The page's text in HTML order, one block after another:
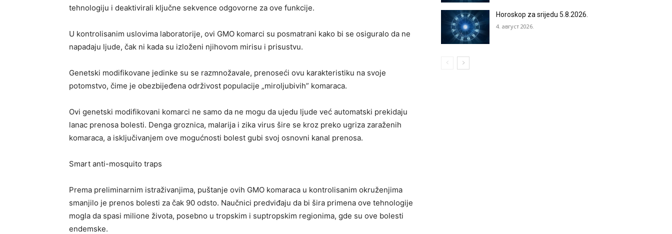
tehnologiju i deaktivirali ključne sekvence odgovorne za ove funkcije.
U kontrolisanim uslovima laboratorije, ovi GMO komarci su posmatrani kako bi se osiguralo da ne
napadaju ljude, čak ni kada su izloženi njihovom mirisu i prisustvu.
Genetski modifikovane jedinke su se razmnožavale, prenoseći ovu karakteristiku na svoje
potomstvo, čime je obezbijeđena održivost populacije „miroljubivih” komaraca.
Ovi genetski modifikovani komarci ne samo da ne mogu da ujedu ljude već automatski prekidaju
lanac prenosa bolesti. Denga groznica, malarija i zika virus šire se kroz preko ugriza zaraženih
komaraca, a isključivanjem ove mogućnosti bolest gubi svoj osnovni kanal prenosa.
Smart anti-mosquito traps
Prema preliminarnim istraživanjima, puštanje ovih GMO komaraca u kontrolisanim okruženjima
smanjilo je prenos bolesti za čak 90 odsto. Naučnici predviđaju da bi šira primena ove tehnologije
mogla da spasi milione života, posebno u tropskim i suptropskim regionima, gde su ove bolesti
endemske.
Horoskop za srijedu 5.8.2026.
4. август 2026.